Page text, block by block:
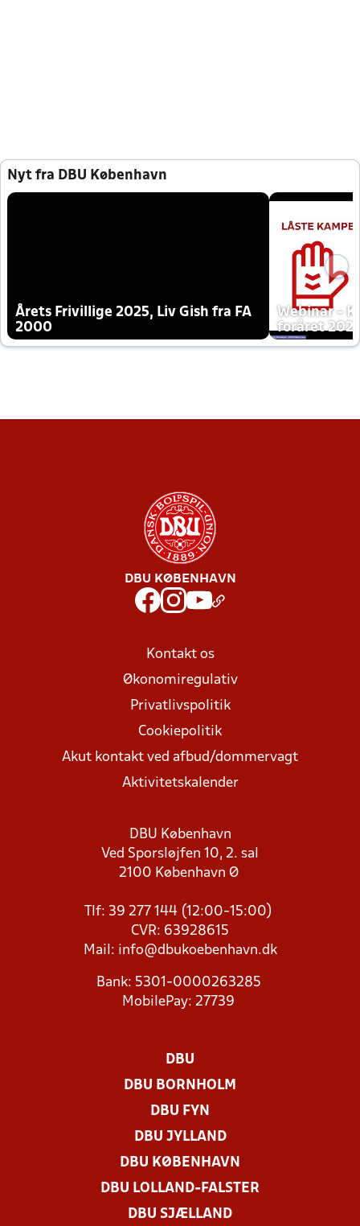
Nyt fra DBU København
Årets Frivillige 2025, Liv Gish fra FA
2000
Webinar -
foråret
DBU KØBENHAVN
Kontakt os
Økonomiregulativ
Privatlivspolitik
Cookiepolitik
Akut kontakt ved afbud/dommervagt
Aktivitetskalender
DBU København
Ved Sporsløjfen 10, 2. sal
2100 København Ø
Tlf: 39 277 144 (12:00-15:00)
CVR: 63928615
Mail: info@dbukoebenhavn.dk
Bank: 5301-0000263285
MobilePay: 27739
DBU
DBU BORNHOLM
DBU FYN
DBU JYLLAND
DBU KØBENHAVN
DBU LOLLAND-FALSTER
DBU SJÆLLAND